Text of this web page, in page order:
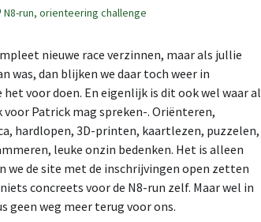
kinder-O: NL
N8-run, orienteering challenge
nieuwe race verzinnen, maar als jullie
was, dan blijken we daar toch weer in
het voor doen. En eigenlijk is dit ook wel waar al
voor Patrick mag spreken-. Oriënteren,
hardlopen, 3D-printen, kaartlezen, puzzelen,
leuke onzin bedenken. Het is alleen
we de site met de inschrijvingen open zetten
concreets voor de N8-run zelf. Maar wel in
geen weg meer terug voor ons.